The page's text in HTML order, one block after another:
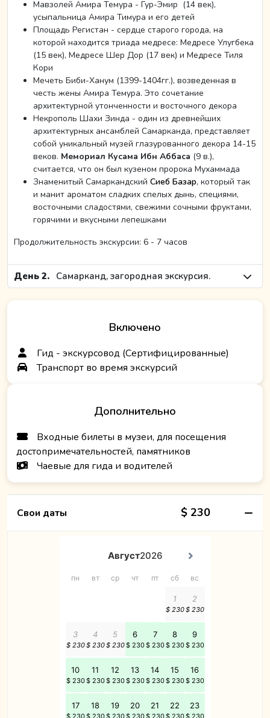
Мавзолей Амира Темура - Гур-Эмир (14 век),
усыпальница Амира Тимура и его детей
Площадь Регистан - сердце старого города, на
которой находится триада медресе: Медресе Улугбека
(15 век), Медресе Шер Дор (17 век) и Медресе Тиля
Кори
Мечеть Биби-Ханум (1399-1404гг.), возведенная в
честь жены Амира Темура. Это сочетание
архитектурной утонченности и восточного декора
Некрополь Шахи Зинда - один из древнейших
архитектурных ансамблей Самарканда, представляет
собой уникальный музей глазурованного декора 14-15
веков. Мемориал Кусама Ибн Аббаса (9 в.),
считается, что он был кузеном пророка Мухаммада
Знаменитый Самаркандский Сиеб Базар, который так
и манит ароматом сладких спелых дынь, специями,
восточными сладостями, свежими сочными фруктами,
горячими и вкусными лепешками
Продолжительность экскурсии: 6 - 7 часов
День 2. Самарканд, загородная экскурсия.
Включено
Гид - экскурсовод (Сертифицированные)
Транспорт во время экскурсий
Дополнительно
Входные билеты в музеи, для посещения
достопримечательностей, памятников
Чаевые для гида и водителей
Свои даты $ 230